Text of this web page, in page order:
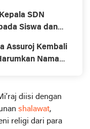
SDN
Siswa dan
Assuroj Kembali
Nama
diisi dengan
shalawat,
religi dari para